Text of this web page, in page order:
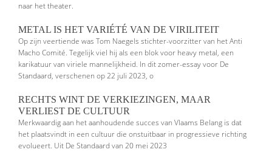
naar het theater.
METAL IS HET VARIÉTÉ VAN DE VIRILITEIT
Op zijn veertiende was Tom Naegels stichter-voorzitter van het Anti
Macho Comité. Tegelijk viel hij als een blok voor heavy metal, een
karikatuur van viriele mannelijkheid. In dit zomer-essay voor De
Standaard, verschenen op 22 juli 2023, o
RECHTS WINT DE VERKIEZINGEN, MAAR
VERLIEST DE CULTUUR
Merkwaardig aan het aanhoudende succes van Vlaams Belang is dat
het plaatsvindt in een cultuur die onstuitbaar in progressieve richting
evolueert. Uit De Standaard van 20 mei 2023